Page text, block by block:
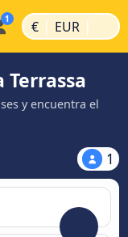
€ | EUR |
y encuentra el
1